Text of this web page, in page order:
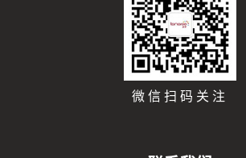
微信扫码关注